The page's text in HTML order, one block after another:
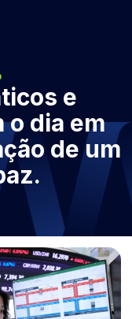
e
o dia em
de um